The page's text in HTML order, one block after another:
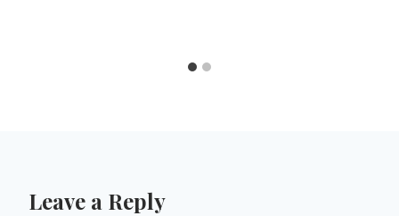
Leave a Reply